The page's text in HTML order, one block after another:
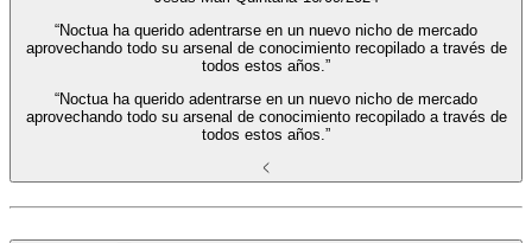
“Noctua ha querido adentrarse en un nuevo nicho de mercado
aprovechando todo su arsenal de conocimiento recopilado a través de
todos estos años.”
“Noctua ha querido adentrarse en un nuevo nicho de mercado
aprovechando todo su arsenal de conocimiento recopilado a través de
todos estos años.”